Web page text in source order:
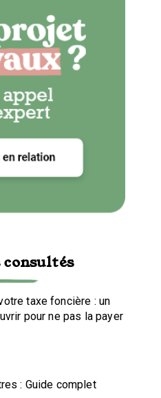
consultés
taxe foncière : un
pour ne pas la payer
: Guide complet